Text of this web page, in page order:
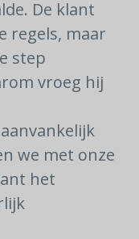
De klant
regels, maar
step
vroeg hij
we met onze
het